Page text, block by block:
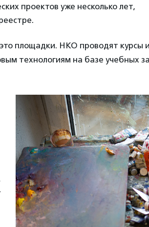
проектов уже несколько лет,
это площадки. НКО проводят курсы
технологиям на базе учебных